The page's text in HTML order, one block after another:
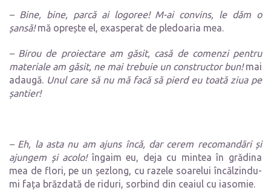
– Bine, bine, parcă ai logoree! M-ai convins, le dăm o
șansă!mă oprește el, exasperat de pledoaria mea.
– Birou de proiectare am găsit, casă de comenzi pentru
materiale am găsit, ne mai trebuie un constructor bun!mai
adaugă. Unul care să nu mă facă să pierd eu toată ziua pe
șantier!
– Eh, la asta nu am ajuns încă, dar cerem recomandări și
ajungem și acolo!îngaim eu, deja cu mintea în grădina
mea de flori, pe un șezlong, cu razele soarelui încălzindu-
mi fața brăzdată de riduri, sorbind din ceaiul cu iasomie.